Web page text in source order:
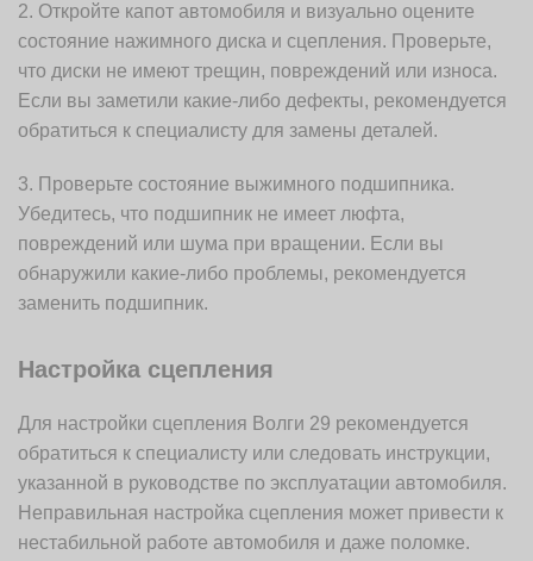
2. Откройте капот автомобиля и визуально оцените
состояние нажимного диска и сцепления. Проверьте,
что диски не имеют трещин, повреждений или износа.
Если вы заметили какие-либо дефекты, рекомендуется
обратиться к специалисту для замены деталей.
3. Проверьте состояние выжимного подшипника.
Убедитесь, что подшипник не имеет люфта,
повреждений или шума при вращении. Если вы
обнаружили какие-либо проблемы, рекомендуется
заменить подшипник.
Настройка сцепления
Для настройки сцепления Волги 29 рекомендуется
обратиться к специалисту или следовать инструкции,
указанной в руководстве по эксплуатации автомобиля.
Неправильная настройка сцепления может привести к
нестабильной работе автомобиля и даже поломке.